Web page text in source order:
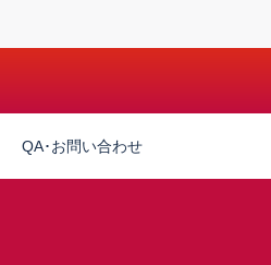
QA･お問い合わせ